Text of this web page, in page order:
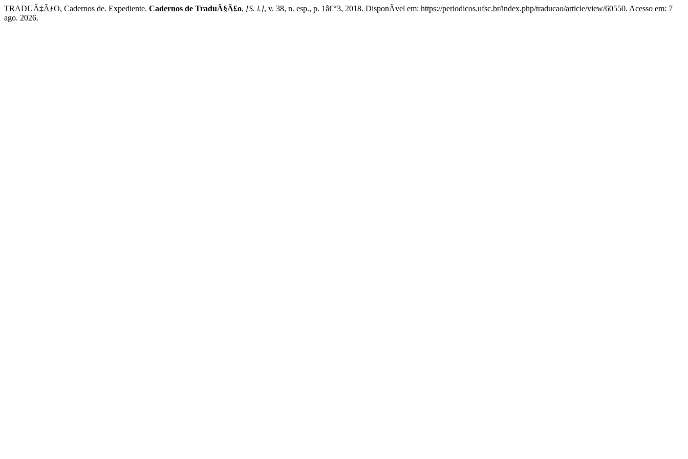
TRADUÃ‡ÃƒO, Cadernos de. Expediente. Cadernos de TraduÃ§Ã£o, [S. l.], v. 38, n. esp., p. 1â€“3, 2018. DisponÃ­vel em: https://periodicos.ufsc.br/index.php/traducao/article/view/60550. Acesso em: 7
ago. 2026.